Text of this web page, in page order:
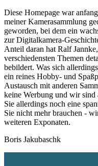
Diese Homepage war
meiner Kamerasammlung
geworden, bei dem ein
zur Digitalkamera-
Anteil daran hat Ralf
verschiedensten Themen
bebildert. Was sich
ein reines Hobby- und
Austausch mit anderen
keine Werbung und wir sind
Sie allerdings noch eine
Sie nicht mehr brauchen -
weiteren Exponaten.
Boris Jakubaschk